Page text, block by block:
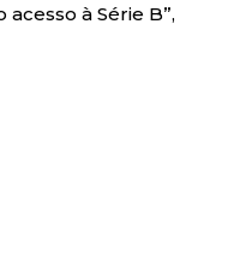
à Série B”,